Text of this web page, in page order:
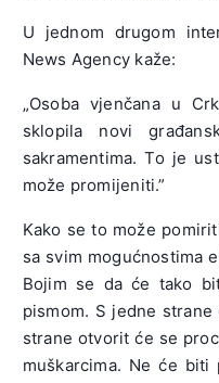
U jednom drugom
News Agency kaže:
„Osoba vjenčana u
sklopila novi
sakramentima. To je
može promijeniti.”
Kako se to može
sa svim mogućnostima
Bojim se da će tako
pismom. S jedne
strane otvorit će se
muškarcima. Ne će